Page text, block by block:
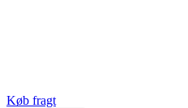
Køb fragt